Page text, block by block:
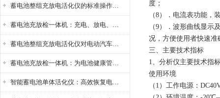
蓄电池整组充放电活化仪的标准操作流程：从接线设置到充放电参数设定的安全规范
蓄电池充放检一体机：充电、放电、检测三功能集成设备
蓄电池整组充放电活化仪对电动汽车电池有帮助吗？
蓄电池充放检一体机：为电池健康管理提供一站式解决方案
智能蓄电池单体活化仪：高效恢复电池性能，延长蓄电池使用寿命
度；
（8）．电流表功能，
（9）．波形曲线显
况，方便使用者快速
三、主要技术指标
1、分析仪主要技术指
使用环境
（1）工作电源：